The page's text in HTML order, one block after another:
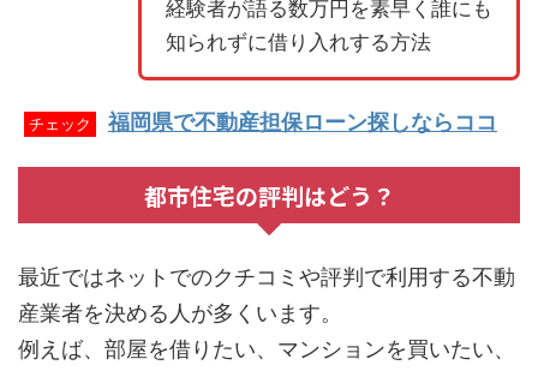
経験者が語る数万円を素早く誰にも
知られずに借り入れする方法
チェック 福岡県で不動産担保ローン探しならココ
都市住宅の評判はどう？
最近ではネットでのクチコミや評判で利用する不動
産業者を決める人が多くいます。
例えば、部屋を借りたい、マンションを買いたい、